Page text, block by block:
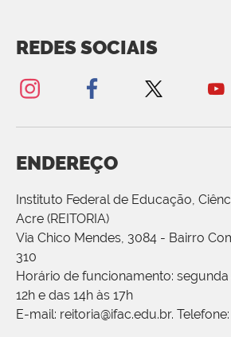
REDES SOCIAIS
ENDEREÇO
Instituto Federal de Educação,
Acre (REITORIA)
Via Chico Mendes, 3084 - Bairro
310
Horário de funcionamento: segunda
12h e das 14h às 17h
E-mail: reitoria@ifac.edu.br.